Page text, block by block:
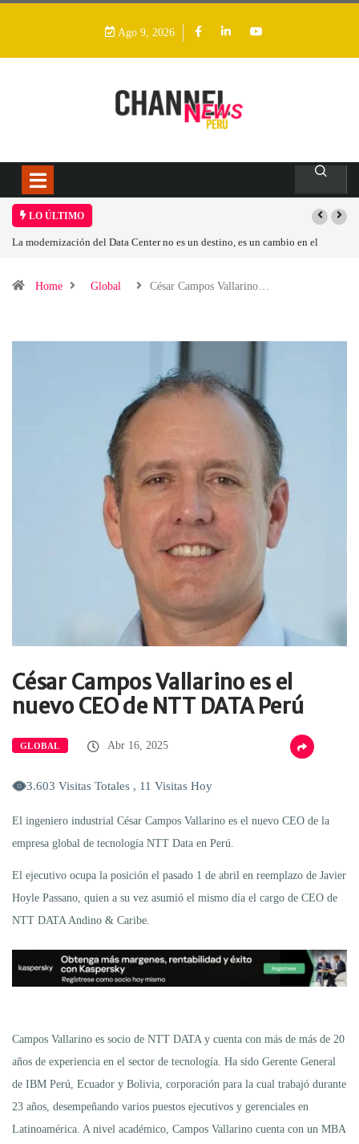
Ago 9, 2026
LO ÚLTIMO
del Data Center no es un destino, es un cambio en el
Los
Home Global César Campos Vallarino…
César Campos Vallarino es el
nuevo CEO de NTT DATA Perú
GLOBAL Abr 16, 2025
3.603 Visitas Totales , 11 Visitas Hoy
El ingeniero industrial César Campos Vallarino es el nuevo CEO de la
empresa global de tecnología NTT Data en Perú.
El ejecutivo ocupa la posición el pasado 1 de abril en reemplazo de Javier
Hoyle Passano, quien a su vez asumió el mismo día el cargo de CEO de
NTT DATA Andino & Caribe.
Campos Vallarino es socio de NTT DATA y cuenta con más de más de 20
años de experiencia en el sector de tecnología. Ha sido Gerente General
de IBM Perú, Ecuador y Bolivia, corporación para la cual trabajó durante
23 años, desempeñando varios puestos ejecutivos y gerenciales en
Latinoamérica. A nivel académico, Campos Vallarino cuenta con un MBA